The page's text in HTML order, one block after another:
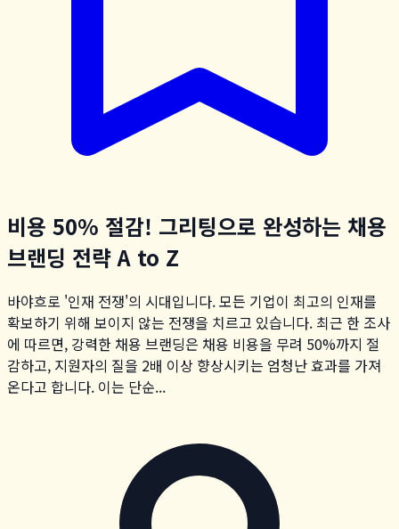
비용 50% 절감! 그리팅으로 완성하는 채용
브랜딩 전략 A to Z
바야흐로 '인재 전쟁'의 시대입니다. 모든 기업이 최고의 인재를
확보하기 위해 보이지 않는 전쟁을 치르고 있습니다. 최근 한 조사
에 따르면, 강력한 채용 브랜딩은 채용 비용을 무려 50%까지 절
감하고, 지원자의 질을 2배 이상 향상시키는 엄청난 효과를 가져
온다고 합니다. 이는 단순...